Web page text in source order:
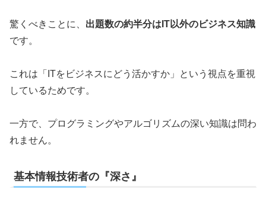
驚くべきことに、 出題数の約半分はIT以外のビジネス知識
です。
これは「ITをビジネスにどう活かすか」という視点を重視
しているためです。
一方で、プログラミングやアルゴリズムの深い知識は問わ
れません。
基本情報技術者の『深さ』